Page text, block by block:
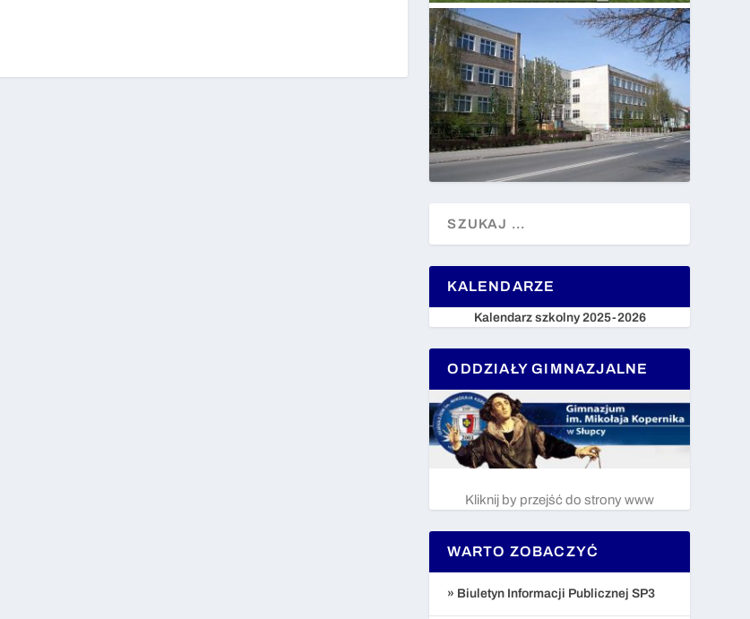
KALENDARZE
Kalendarz szkolny 2025-2026
ODDZIAŁY GIMNAZJALNE
Kliknij by przejść do strony www
WARTO ZOBACZYĆ
» Biuletyn Informacji Publicznej SP3